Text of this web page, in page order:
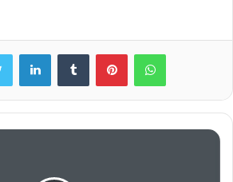
LinkedInTumblr PinterestWhatsApp